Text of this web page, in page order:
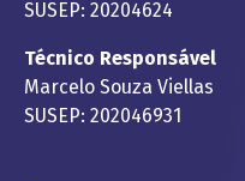
SUSEP: 20204624
Técnico Responsável
Marcelo Souza Viellas
SUSEP: 202046931